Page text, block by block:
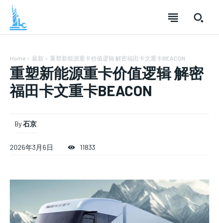
Welcome to Liberty Case
We have a curated list of the most noteworthy news
from all across the globe. With any subscription plan,
you get access toexclusive articlesthat let you
Welcome to Liberty Case
We have a curated list of the most noteworthy news from all
across the globe. With any subscription plan, you get access
toexclusive articlesthat let you stay ahead of the curve.
Welcome to Liberty Case
We have a curated list of the most noteworthy news from all
across the globe. With any subscription plan, you get access
toexclusive articlesthat let you stay ahead of the curve.
Home 最新 重塑新能源重卡价值逻辑 解密福田卡文重卡BEACON
重塑新能源重卡价值逻辑 解密
福田卡文重卡BEACON
By石京
2026年3月6日 11833